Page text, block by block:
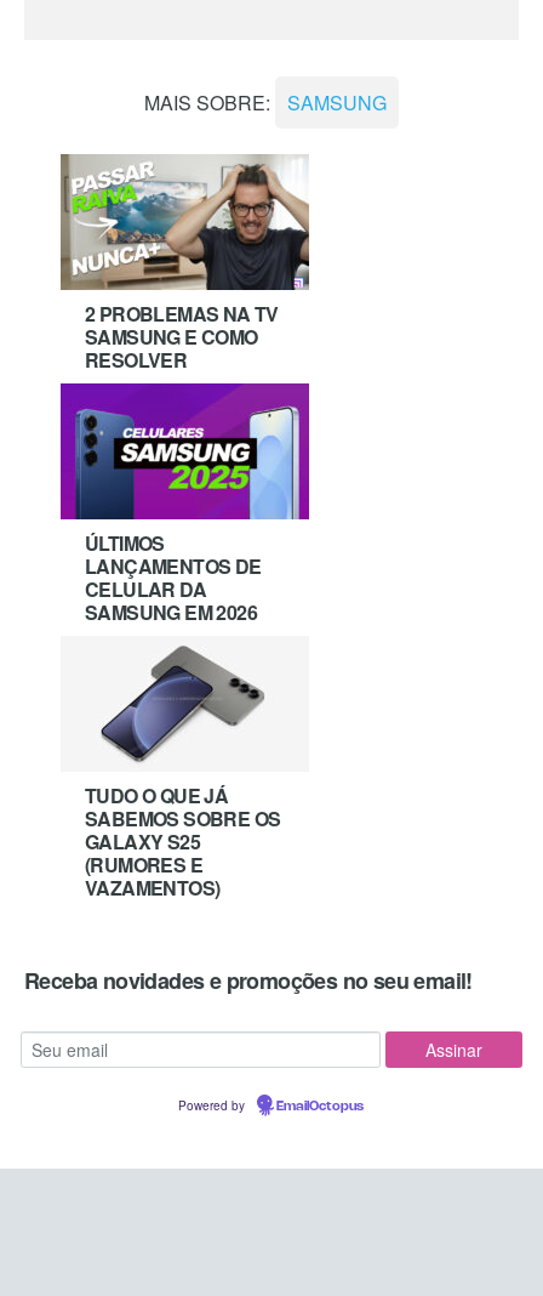
MAIS SOBRE: SAMSUNG
2 PROBLEMAS NA TV
SAMSUNG E COMO
RESOLVER
ÚLTIMOS
LANÇAMENTOS DE
CELULAR DA
SAMSUNG EM 2026
TUDO O QUE JÁ
SABEMOS SOBRE OS
GALAXY S25
(RUMORES E
VAZAMENTOS)
Receba novidades e promoções no seu email!
Powered by EmailOctopus